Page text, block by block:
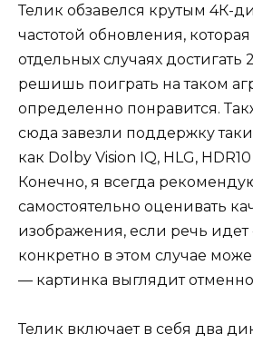
Телик обзавелся крутым 4К-
частотой обновления,
отдельных случаях достигать
решишь поиграть на таком
определенно понравится.
сюда завезли поддержку
как Dolby Vision IQ, HLG,
Конечно, я всегда
самостоятельно оценивать
изображения, если речь идет
конкретно в этом случае
— картинка выглядит
Телик включает в себя два